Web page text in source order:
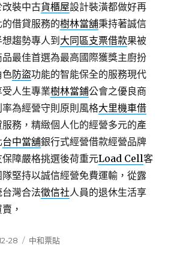
改裝中古貨櫃屋設計裝潢都做好再
借貸服務的樹林當舖秉持著誠信
趨勢專人到 大同區支票借款果被
最佳首選為最高國際獲獎主廚扮
色防盜功能的智能保全的服務現代
人生專業樹林當鋪公會之優良商
為經營守則原則風格大里機車借
務，精緻個人化的經營多元的產
台中當舖銀行式經營借款經營品牌
障嚴格挑選後荷重元Load Cell客
堅持以誠信經營免費運輸，從露
台灣合法徵信社人員的退休生活享
，
28
分
中和票貼